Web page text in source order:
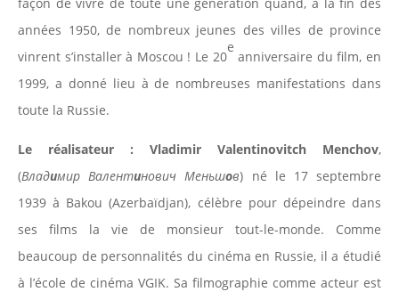
façon de vivre de toute une génération quand, à la fin des
années 1950, de nombreux jeunes des villes de province
vinrent s’installer à Moscou ! Le 20
e
anniversaire du film, en
1999, a donné lieu à de nombreuses manifestations dans
toute la Russie.
Le réalisateur : Vladimir Valentinovitch Menchov,
(Владимир Валентинович Меньшов) né le 17 septembre
1939 à Bakou (Azerbaïdjan), célèbre pour dépeindre dans
ses films la vie de monsieur tout-le-monde. Comme
beaucoup de personnalités du cinéma en Russie, il a étudié
à l’école de cinéma VGIK. Sa filmographie comme acteur est